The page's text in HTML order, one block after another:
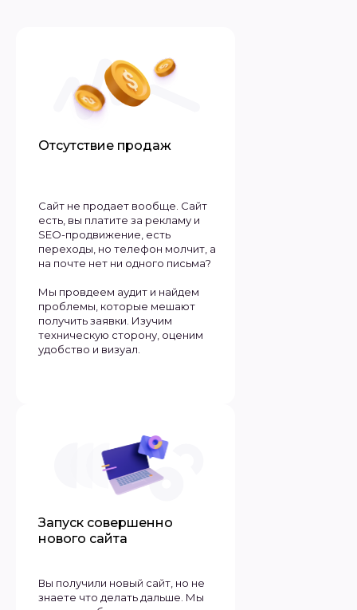
Отсутствие продаж
Сайт не продает вообще. Сайт
есть, вы платите за рекламу и
SEO-продвижение, есть
переходы, но телефон молчит, а
на почте нет ни одного письма?
Мы провдеем аудит и найдем
проблемы, которые мешают
получить заявки. Изучим
техническую сторону, оценим
удобство и визуал.
Запуск совершенно
нового сайта
Вы получили новый сайт, но не
знаете что делать дальше. Мы